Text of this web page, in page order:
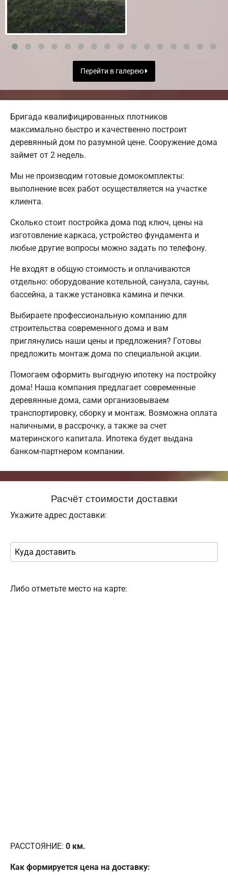
Перейти в галерею
Бригада квалифицированных плотников
максимально быстро и качественно построит
деревянный дом по разумной цене. Сооружение дома
займет от 2 недель.
Мы не производим готовые домокомплекты:
выполнение всех работ осуществляется на участке
клиента.
Сколько стоит постройка дома под ключ, цены на
изготовление каркаса, устройство фундамента и
любые другие вопросы можно задать по телефону.
Не входят в общую стоимость и оплачиваются
отдельно: оборудование котельной, санузла, сауны,
бассейна, а также установка камина и печки.
Выбираете профессиональную компанию для
строительства современного дома и вам
приглянулись наши цены и предложения? Готовы
предложить монтаж дома по специальной акции.
Помогаем оформить выгодную ипотеку на постройку
дома! Наша компания предлагает современные
деревянные дома, сами организовываем
транспортировку, сборку и монтаж. Возможна оплата
наличными, в рассрочку, а также за счет
материнского капитала. Ипотека будет выдана
банком-партнером компании.
Расчёт стоимости доставки
Укажите адрес доставки:
Либо отметьте место на карте:
РАССТОЯНИЕ: 0 км.
Как формируется цена на доставку: